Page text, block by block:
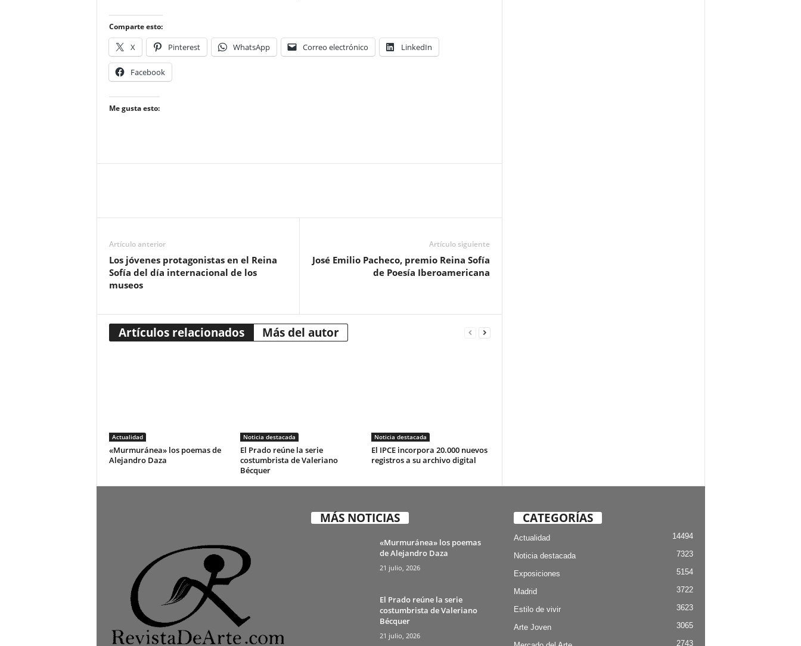
Comparte esto:
X Pinterest WhatsApp Correo electrónico LinkedIn
Facebook
Me gusta esto:
Artículo anterior
Los jóvenes protagonistas en el Reina
Sofía del día internacional de los
museos
Artículo siguiente
José Emilio Pacheco, premio Reina Sofía
de Poesía Iberoamericana
Artículos relacionados Más del autor
Actualidad
«Murmuránea» los poemas de
Alejandro Daza
Noticia destacada
El Prado reúne la serie
costumbrista de Valeriano
Bécquer
Noticia destacada
El IPCE incorpora 20.000 nuevos
registros a su archivo digital
MÁS NOTICIAS
«Murmuránea» los poemas
de Alejandro Daza
21 julio, 2026
El Prado reúne la serie
costumbrista de Valeriano
Bécquer
21 julio, 2026
CATEGORÍAS
Actualidad 14494
Noticia destacada 7323
Exposiciones 5154
Madrid 3722
Estilo de vivir 3623
Arte Joven 3065
2743